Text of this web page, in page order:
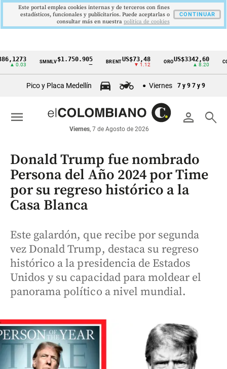
Cintillo
económicos
Colombia
SMMLV$1.750.905 BRENT US$73,48
▼ 1.12
ORO US$3342,60 COLCAP
Pico y Placa Medellín Viernes 7 y 9 7 y 9
person search
Viernes, 7 de Agosto de 2026
menu
Donald Trump fue nombrado
Persona del Año 2024 por Time
por su regreso histórico a la
Casa Blanca
Este galardón, que recibe por segunda
vez Donald Trump, destaca su regreso
histórico a la presidencia de Estados
Unidos y su capacidad para moldear el
panorama político a nivel mundial.
Este portal emplea cookies internas y de terceros con fines
estadísticos, funcionales y publicitarios. Puede aceptarlas o
consultar más en nuestra politica de cookies
CONTINUAR